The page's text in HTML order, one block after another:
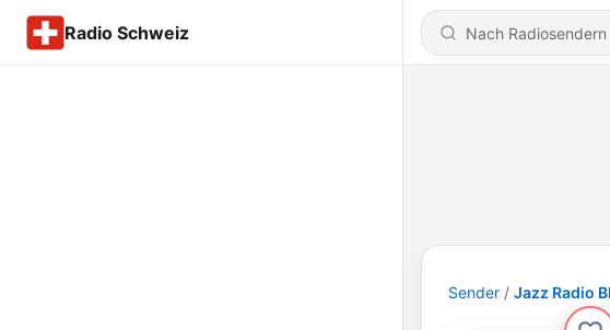
Radio Schweiz
Sender Jazz Radio